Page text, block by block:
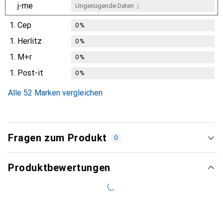
j-me Ungenügende Daten i
1. Cep 0%
1. Herlitz 0%
1. M+r 0%
1. Post-it 0%
Alle 52 Marken vergleichen
Fragen zum Produkt 0
Produktbewertungen